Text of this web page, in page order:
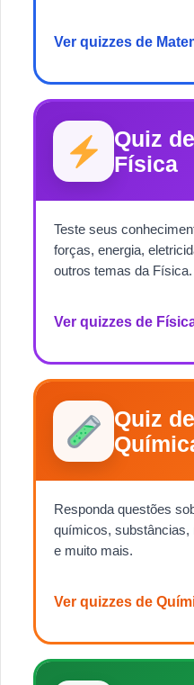
Ver quizzes de
Quiz de
Física
Teste seus
forças, energia,
outros temas da Física.
Ver quizzes de
Quiz de
Responda questões
químicos, substâncias,
e muito mais.
Ver quizzes de